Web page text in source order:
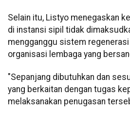
Selain itu, Listyo menegaskan
di instansi sipil tidak
mengganggu sistem
organisasi lembaga yang
"Sepanjang dibutuhkan dan
yang berkaitan dengan tugas
melaksanakan penugasan